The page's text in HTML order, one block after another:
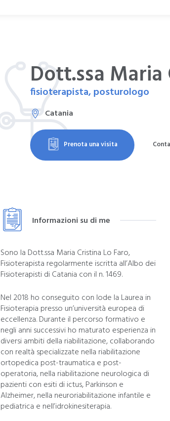
Dott.ssa
fisioterapista, posturologo
Catania
Prenota una visita
Informazioni su di me
Sono la Dott.ssa Maria Cristina Lo Faro,
Fisioterapista regolarmente iscritta all’Albo dei
Fisioterapisti di Catania con il n. 1469.
Nel 2018 ho conseguito con lode la Laurea in
Fisioterapia presso un’università europea di
eccellenza. Durante il percorso formativo e
negli anni successivi ho maturato esperienza in
diversi ambiti della riabilitazione, collaborando
con realtà specializzate nella riabilitazione
ortopedica post-traumatica e post-
operatoria, nella riabilitazione neurologica di
pazienti con esiti di ictus, Parkinson e
Alzheimer, nella neuroriabilitazione infantile e
pediatrica e nell’idrokinesiterapia.